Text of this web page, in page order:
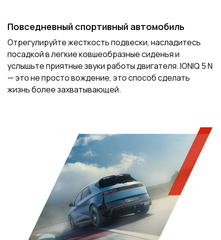
Повседневный спортивный автомобиль
Отрегулируйте жесткость подвески, насладитесь
посадкой в легкие ковшеобразные сиденья и
услышьте приятные звуки работы двигателя. IONIQ 5 N
— это не просто вождение, это способ сделать
жизнь более захватывающей.